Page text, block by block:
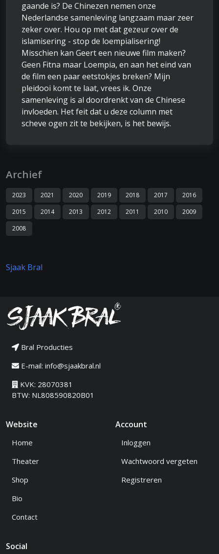
gaande is? De Chinezen nemen onze
Nederlandse samenleving langzaam maar zeer
zeker over. Hou op met dat gezeur over de
islamisering - stop de loempialisering!
Misschien kan Geert een nieuwe film maken?
Geen Fitna maar Loempia, en aan het eind van
de film een paar eetstokjes breken? Mijn
pleidooi komt te laat, vrees ik. Onze
samenleving is al doordrenkt van de Chinese
invloeden. Het feit dat u deze column met
scheve ogen zit te bekijken, is het bewijs.
Archief
2023 2021 2020 2019 2018 2017
2016
2015
2014 2013 2012 2011 2010
2009
2008
Sjaak Bral
Bral Producties
E-mail: info@sjaakbral.nl
KVK: 28070381
BTW: NL808590820B01
Website
Home
Theater
Shop
Bio
Contact
Account
Inloggen
Wachtwoord vergeten
Registreren
Social